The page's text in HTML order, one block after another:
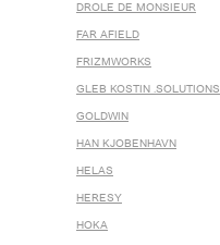
DROLE DE MONSIEUR
FAR AFIELD
FRIZMWORKS
GLEB KOSTIN .SOLUTIONS
GOLDWIN
HAN KJOBENHAVN
HELAS
HERESY
HOKA